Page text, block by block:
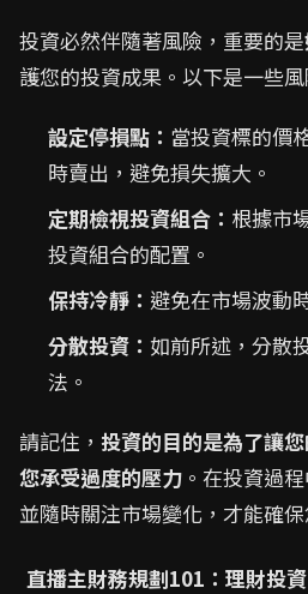
投資必然伴隨著風險，重要的是
護您的投資成果。以下是一些風
設定停損點： 當投資標的價
時賣出，避免損失擴大。
定期檢視投資組合： 根據市
投資組合的配置。
保持冷靜： 避免在市場波動
分散投資： 如前所述，分散
法。
請記住， 投資的目的是為了讓
您承受過度的壓力 。在投資過
並隨時關注市場變化，才能確
直播主財務規劃101：理財投